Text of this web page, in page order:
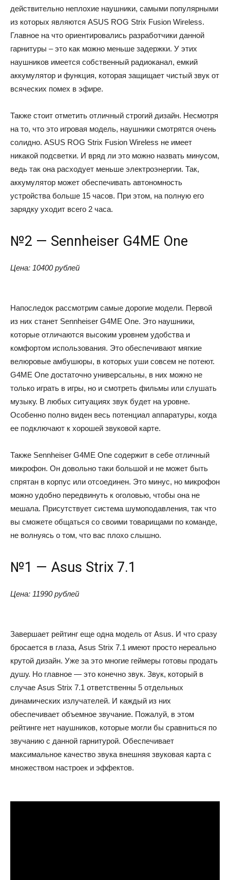
действительно неплохие наушники, самыми популярными
из которых являются ASUS ROG Strix Fusion Wireless.
Главное на что ориентировались разработчики данной
гарнитуры – это как можно меньше задержки. У этих
наушников имеется собственный радиоканал, емкий
аккумулятор и функция, которая защищает чистый звук от
всяческих помех в эфире.
Также стоит отметить отличный строгий дизайн. Несмотря
на то, что это игровая модель, наушники смотрятся очень
солидно. ASUS ROG Strix Fusion Wireless не имеет
никакой подсветки. И вряд ли это можно назвать минусом,
ведь так она расходует меньше электроэнергии. Так,
аккумулятор может обеспечивать автономность
устройства больше 15 часов. При этом, на полную его
зарядку уходит всего 2 часа.
№2 — Sennheiser G4ME One
Цена: 10400 рублей
Напоследок рассмотрим самые дорогие модели. Первой
из них станет Sennheiser G4ME One. Это наушники,
которые отличаются высоким уровнем удобства и
комфортом использования. Это обеспечивают мягкие
велюровые амбушюры, в которых уши совсем не потеют.
G4ME One достаточно универсальны, в них можно не
только играть в игры, но и смотреть фильмы или слушать
музыку. В любых ситуациях звук будет на уровне.
Особенно полно виден весь потенциал аппаратуры, когда
ее подключают к хорошей звуковой карте.
Также Sennheiser G4ME One содержит в себе отличный
микрофон. Он довольно таки большой и не может быть
спрятан в корпус или отсоединен. Это минус, но микрофон
можно удобно передвинуть к оголовью, чтобы она не
мешала. Присутствует система шумоподавления, так что
вы сможете общаться со своими товарищами по команде,
не волнуясь о том, что вас плохо слышно.
№1 — Asus Strix 7.1
Цена: 11990 рублей
Завершает рейтинг еще одна модель от Asus. И что сразу
бросается в глаза, Asus Strix 7.1 имеют просто нереально
крутой дизайн. Уже за это многие геймеры готовы продать
душу. Но главное — это конечно звук. Звук, который в
случае Asus Strix 7.1 ответственны 5 отдельных
динамических излучателей. И каждый из них
обеспечивает объемное звучание. Пожалуй, в этом
рейтинге нет наушников, которые могли бы сравниться по
звучанию с данной гарнитурой. Обеспечивает
максимальное качество звука внешняя звуковая карта с
множеством настроек и эффектов.